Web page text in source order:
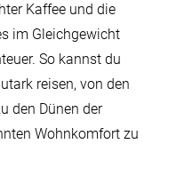
Kaffee und die
im Gleichgewicht
So kannst du
reisen, von den
den Dünen der
Wohnkomfort zu